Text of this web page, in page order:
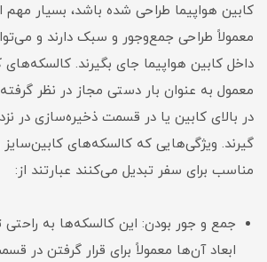
کابین هواپیما طراحی شده باشد، بسیار
معمولاً طراحی جمع‌وجور و سبک دارند و
داخل کابین هواپیما جای بگیرند. کالسکه‌های
معمول به عنوان بار دستی مجاز در نظر
در بالای کابین یا در قسمت ذخیره‌سازی در
گیرند. ویژگی‌هایی که کالسکه‌های کابین‌سایز
مناسب برای سفر تبدیل می‌کنند عبارتند از:
جمع و جور بودن: این کالسکه‌ها به
ابعاد آن‌ها معمولاً برای قرار گرفتن در